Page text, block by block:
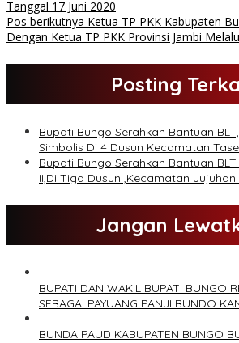
Tanggal 17 Juni 2020
Pos berikutnya Ketua TP PKK Kabupaten
Dengan Ketua TP PKK Provinsi Jambi
Posting
Bupati Bungo Serahkan Bantuan
Simbolis Di 4 Dusun Kecamatan
Bupati Bungo Serahkan Bantuan
II,Di Tiga Dusun ,Kecamatan Jujuhan
Jangan
BUPATI DAN WAKIL BUPATI BUNGO
SEBAGAI PAYUANG PANJI BUNDO
BUNDA PAUD KABUPATEN BUNGO